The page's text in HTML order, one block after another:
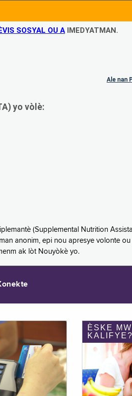
SOSYAL OU A IMEDYATMAN.
Ale nan
yo vòlè:
(Supplemental Nutrition
anonim, epi nou apresye volonte
ak lòt Nouyòkè yo.
ÈSKE
KALIFYE?